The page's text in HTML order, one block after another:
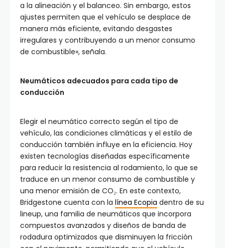
a la alineación y el balanceo. Sin embargo, estos
ajustes permiten que el vehículo se desplace de
manera más eficiente, evitando desgastes
irregulares y contribuyendo a un menor consumo
de combustible», señala.
Neumáticos adecuados para cada tipo de
conducción
Elegir el neumático correcto según el tipo de
vehículo, las condiciones climáticas y el estilo de
conducción también influye en la eficiencia. Hoy
existen tecnologías diseñadas específicamente
para reducir la resistencia al rodamiento, lo que se
traduce en un menor consumo de combustible y
una menor emisión de CO₂. En este contexto,
Bridgestone cuenta con la línea Ecopia dentro de su
lineup, una familia de neumáticos que incorpora
compuestos avanzados y diseños de banda de
rodadura optimizados que disminuyen la fricción